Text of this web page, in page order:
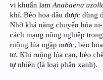
vi khuẩn lamAnabaena
khí. Bèo hoa dâu được dùng
Nhờ khả năng chuyển hóa
cách mạng nông nghiệp
ruộng lúa ngập nước, bèo
tơ. Khi ruộng lúa cạn, bèo
tự nhiên (là loại phân xanh).